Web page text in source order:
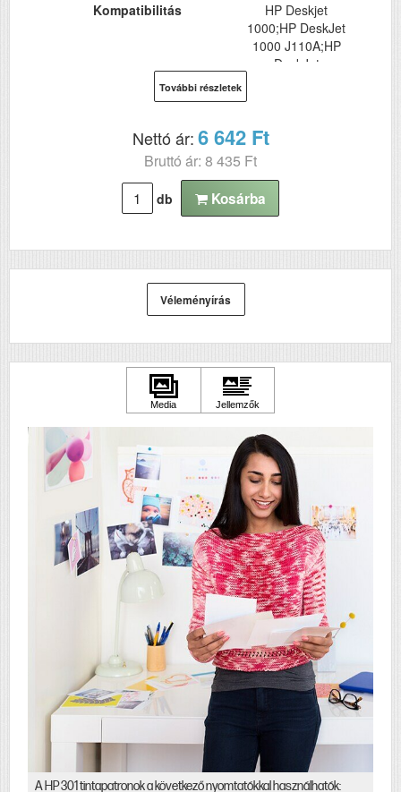
Kompatibilitás
HP Deskjet
1000;HP DeskJet
1000 J110A;HP
DeskJet
Deskjet 1050A;HP
DeskJet 1050se;HP
DeskJet 1055;HP
DeskJet 1510;HP
Deskjet 2000;HP
DeskJet 2054A HP
Deskjet 2547 e-All-
in-One;HP DeskJet
3000;HP DeskJet
3050A;HP DeskJet
3050se;HP DeskJet
3052A;HP DeskJet
3054A;HP DeskJet
3055;HP DeskJet
3055a;HP DeskJet
3056a;HP DeskJet
3059;HP DeskJet
3059a;HP DeskJet
D3050;HP DeskJet
D3050 J610a;HP
Envy 4500;HP Envy
4502;HP Envy
4504;HP Envy
5530;HP Envy
5532;HP OfficeJet
2620;HP OfficeJet
További részletek
Nettó ár:6 642 Ft
Bruttó ár: 8 435 Ft
db Kosárba
Véleményírás
A HP 301 tintapatronok a következő nyomtatókkal használhatók: